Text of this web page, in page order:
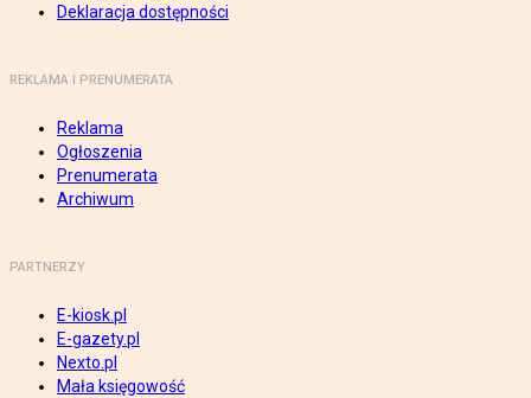
Deklaracja dostępności
REKLAMA I PRENUMERATA
Reklama
Ogłoszenia
Prenumerata
Archiwum
PARTNERZY
E-kiosk.pl
E-gazety.pl
Nexto.pl
Mała księgowość